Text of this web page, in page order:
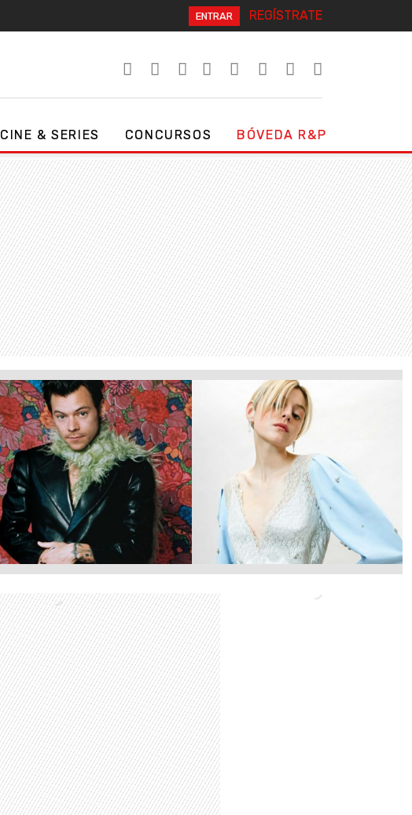
ENTRAR REGÍSTRATE
CINE & SERIES CONCURSOS BÓVEDA R&P